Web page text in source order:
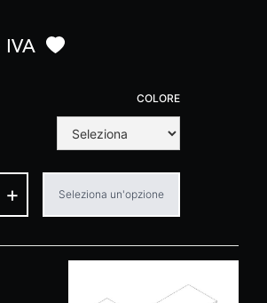
IVA
COLORE
+ Seleziona un'opzione